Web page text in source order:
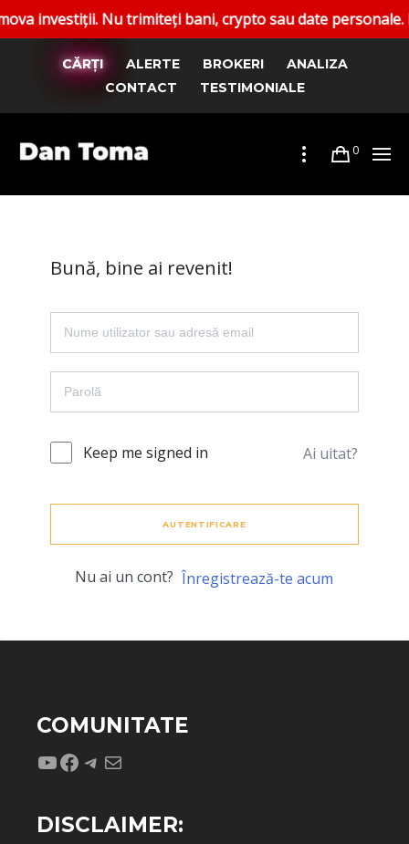
investiții. Nu trimiteți bani, crypto sau date personale.
CĂRȚI ALERTE BROKERI
ANALIZA
CONTACT
TESTIMONIALE
0
Bună, bine ai revenit!
Keep me signed in Ai uitat?
AUTENTIFICARE
Nu ai un cont? Înregistrează-te acum
COMUNITATE
YouTube
Facebook
Telegram
Mail
DISCLAIMER: